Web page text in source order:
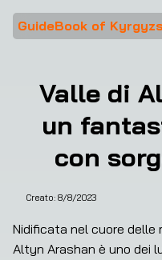
GuideBook of
Valle di
un
con
Creato: 8/8/2023
Nidificata nel cuore delle
Altyn Arashan è uno dei